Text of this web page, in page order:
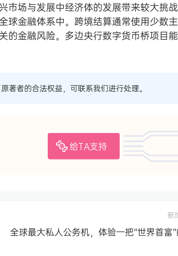
场与发展中经济体的发展带来较大挑
球金融体系中。跨境结算通常使用少数
的金融风险。多边央行数字货币桥项目
著者的合法权益，可联系我们进行处理。
给TA支持
新
全球最大私人公务机，体验一把“世界首富